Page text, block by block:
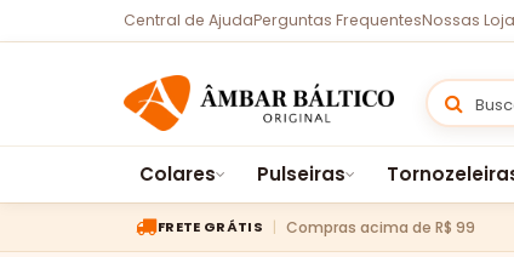
Central de AjudaPerguntas FrequentesNossas
Colares Pulseiras
FRETE GRÁTIS Compras acima de R$ 99